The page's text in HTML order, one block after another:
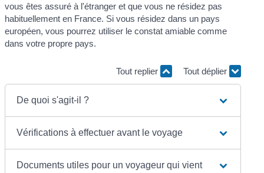
vous êtes assuré à l'étranger et que vous ne résidez pas
habituellement en France. Si vous résidez dans un pays
européen, vous pourrez utiliser le constat amiable comme
dans votre propre pays.
Tout replier Tout déplier
De quoi s'agit-il ?
Vérifications à effectuer avant le voyage
Documents utiles pour un voyageur qui vient